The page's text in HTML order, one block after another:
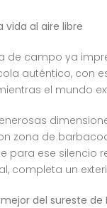
vida al aire libre
de campo ya
auténtico, con
el mundo
zona de
para ese silencio
completa un
del sureste de